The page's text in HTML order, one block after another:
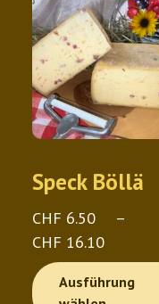
Speck Böllä
CHF 6.50
–
CHF 16.10
CHF
bis
Ausführung